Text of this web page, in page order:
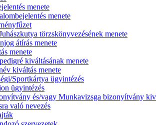
menete
menete
törzskönyvezésének menete
átírás menete
menete
kiváltásának menete
kiváltás menete
Sportkártya ügyintézés
ügyintézés
és/vagy Munkavizsga bizonyítvány
való nevezés